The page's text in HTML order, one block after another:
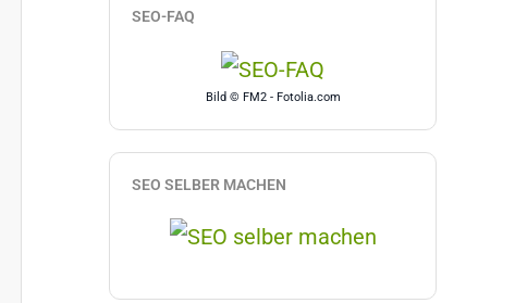
SEO-FAQ
Bild © FM2 - Fotolia.com
SEO SELBER MACHEN